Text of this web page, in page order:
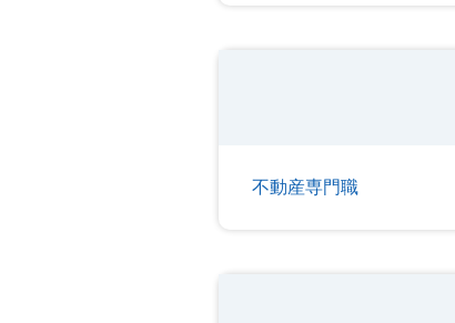
不動産専門職